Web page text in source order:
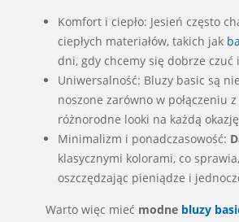
Komfort i ciepło: Jesień często
ciepłych materiałów, takich jak
dni, gdy chcemy się dobrze
Uniwersalność: Bluzy basic są
noszone zarówno w połączeniu
różnorodne looki na każdą
Minimalizm i ponadczasowość:
klasycznymi kolorami, co
oszczędzając pieniądze i
Warto więc mieć modne bluzy